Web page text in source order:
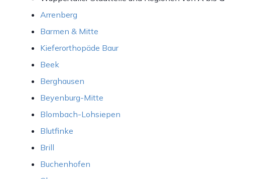
Arrenberg
Barmen & Mitte
Kieferorthopäde Baur
Beek
Berghausen
Beyenburg-Mitte
Blombach-Lohsiepen
Blutfinke
Brill
Buchenhofen